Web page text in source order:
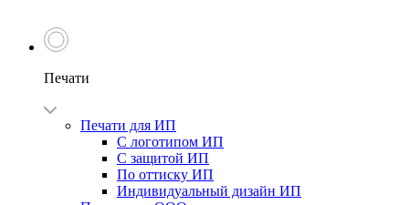
Печати
Печати для ИП
С логотипом ИП
С защитой ИП
По оттиску ИП
Индивидуальный дизайн ИП